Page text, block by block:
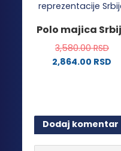
varijanti.
mogu
biti
izabrane
Polo majica
3,580.00RSD
2,864.00 RSD
više
varijanti.
Opcije
Dodaj komentar